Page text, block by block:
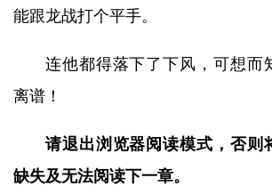
能跟龙战打个平手。
连他都得落下了下风，可想而
离谱！
请退出浏览器阅读模式，否则
缺失及无法阅读下一章。